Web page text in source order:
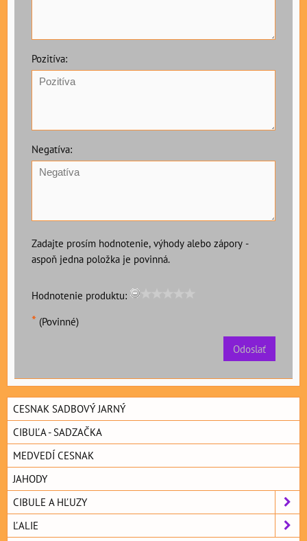
Pozitíva:
Negatíva:
Zadajte prosím hodnotenie, výhody alebo zápory -
aspoň jedna položka je povinná.
Hodnotenie produktu:
* (Povinné)
Odoslať
CESNAK SADBOVÝ JARNÝ
CIBUĽA - SADZAČKA
MEDVEDÍ CESNAK
JAHODY
CIBULE A HĽUZY
ĽALIE